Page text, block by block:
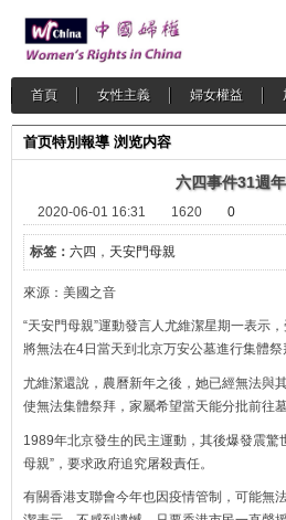
首頁 女性主義 婦女權益
首页特別報導 浏览内容
六四事件31週
2020-06-01 16:31 1620 0
标签： 六四 ， 天安門母親
來源：美國之音
“天安門母親”運動發言人尤維潔星期一表示
將無法在4日當天到北京万安公墓進行集體祭
尤維潔還說，農曆新年之後，她已經無法與
使無法集體祭拜，家屬希望當天能分批前往
1989年北京發生的民主運動，其後爆發震驚
母親”，要求政府追究屠殺責任。
有關香港支聯會今年也因疫情管制，可能無